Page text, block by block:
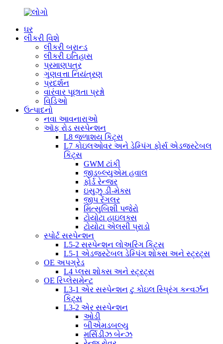
ઘર
લીકરી વિશે
લીકરી બ્રાન્ડ
લીકરી ઇતિહાસ
પ્રમાણપત્ર
ગુણવત્તા નિયંત્રણ
પ્રદર્શન
વારંવાર પૂછાતા પ્રશ્નો
વિડિઓ
ઉત્પાદનો
નવા આવનારાઓ
ઑફ રોડ સસ્પેન્શન
L8 જળાશય કિટ્સ
L7 કોઇલઓવર અને ડેમ્પિંગ ફોર્સ એડજસ્ટેબલ
કિટ્સ
GWM ટાંકી
જીડબ્લ્યુએમ હવાલ
ફોર્ડ રેન્જર
ઇસુઝુ ડી-મેક્સ
જીપ રેંગલર
મિત્સુબિશી પજેરો
ટોયોટા હાઇલક્સ
ટોયોટા એલસી પ્રાડો
સ્પોર્ટ સસ્પેન્શન
L5-2 સસ્પેન્શન લોઅરિંગ કિટ્સ
L5-1 એડજસ્ટેબલ ડેમ્પિંગ શોક્સ અને સ્ટ્રટ્સ
OE અપગ્રેડ
L4 પ્લસ શોક્સ અને સ્ટ્રટ્સ
OE રિપ્લેસમેન્ટ
L3-1 એર સસ્પેન્શન ટુ કોઇલ સ્પ્રિંગ કન્વર્ઝન
કિટ્સ
L3-2 એર સસ્પેન્શન
ઓડી
બીએમડબલ્યુ
મર્સિડીઝ બેન્ઝ